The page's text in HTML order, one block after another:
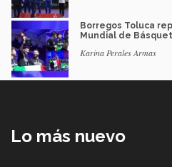
Borregos Toluca
Mundial de
Karina Perales Armas
Lo más nuevo